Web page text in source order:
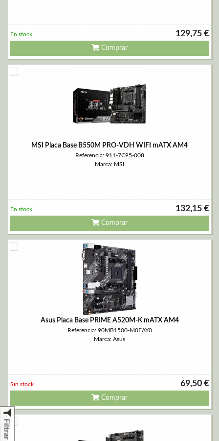
Filtrar
129,75 €
En stock
Comprar
MSI Placa Base B550M PRO-VDH WIFI mATX AM4
Referencia: 911-7C95-008
Marca: MSI
132,15 €
En stock
Comprar
Asus Placa Base PRIME A520M-K mATX AM4
Referencia: 90MB1500-M0EAY0
Marca: Asus
69,50 €
Sin stock
Comprar